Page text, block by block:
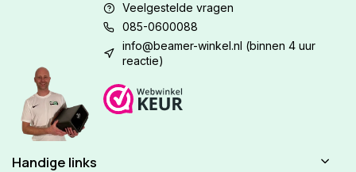
Veelgestelde vragen
085-0600088
info@beamer-winkel.nl (binnen 4 uur
reactie)
Handige links